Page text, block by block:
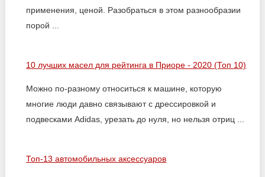
применения, ценой. Разобраться в этом разнообразии
порой ...
10 лучших масел для рейтинга в Приоре - 2020 (Топ 10)
Можно по-разному относиться к машине, которую
многие люди давно связывают с дрессировкой и
подвесками Adidas, урезать до нуля, но нельзя отриц ...
Топ-13 автомобильных аксессуаров